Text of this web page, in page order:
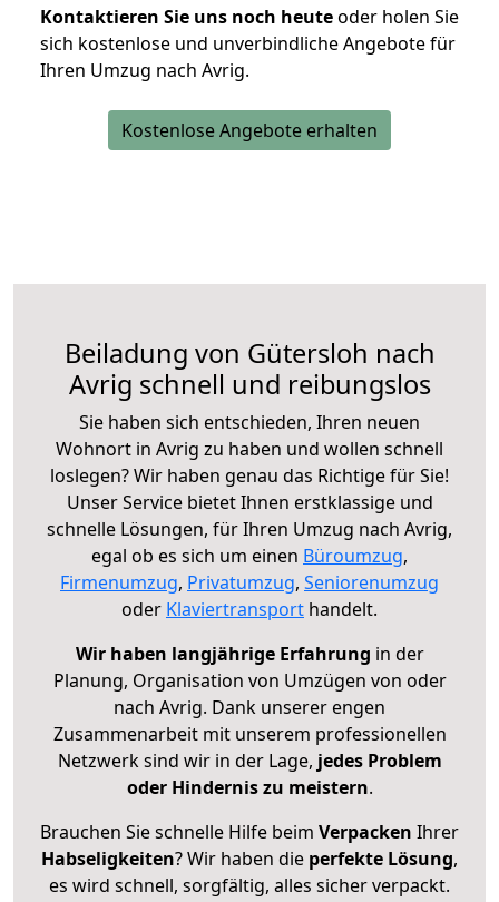
Kontaktieren Sie uns noch heuteoder holen Sie
sich kostenlose und unverbindliche Angebote für
Ihren Umzug nach Avrig.
Kostenlose Angebote erhalten
Beiladung von Gütersloh nach
Avrig schnell und reibungslos
Sie haben sich entschieden, Ihren neuen
Wohnort in Avrig zu haben und wollen schnell
loslegen? Wir haben genau das Richtige für Sie!
Unser Service bietet Ihnen erstklassige und
schnelle Lösungen, für Ihren Umzug nach Avrig,
egal ob es sich um einen Büroumzug,
Firmenumzug, Privatumzug, Seniorenumzug
oder Klaviertransport handelt.
Wir haben langjährige Erfahrung in der
Planung, Organisation von Umzügen von oder
nach Avrig. Dank unserer engen
Zusammenarbeit mit unserem professionellen
Netzwerk sind wir in der Lage, jedes Problem
oder Hindernis zu meistern.
Brauchen Sie schnelle Hilfe beim Verpacken Ihrer
Habseligkeiten? Wir haben die perfekte Lösung,
es wird schnell, sorgfältig, alles sicher verpackt.